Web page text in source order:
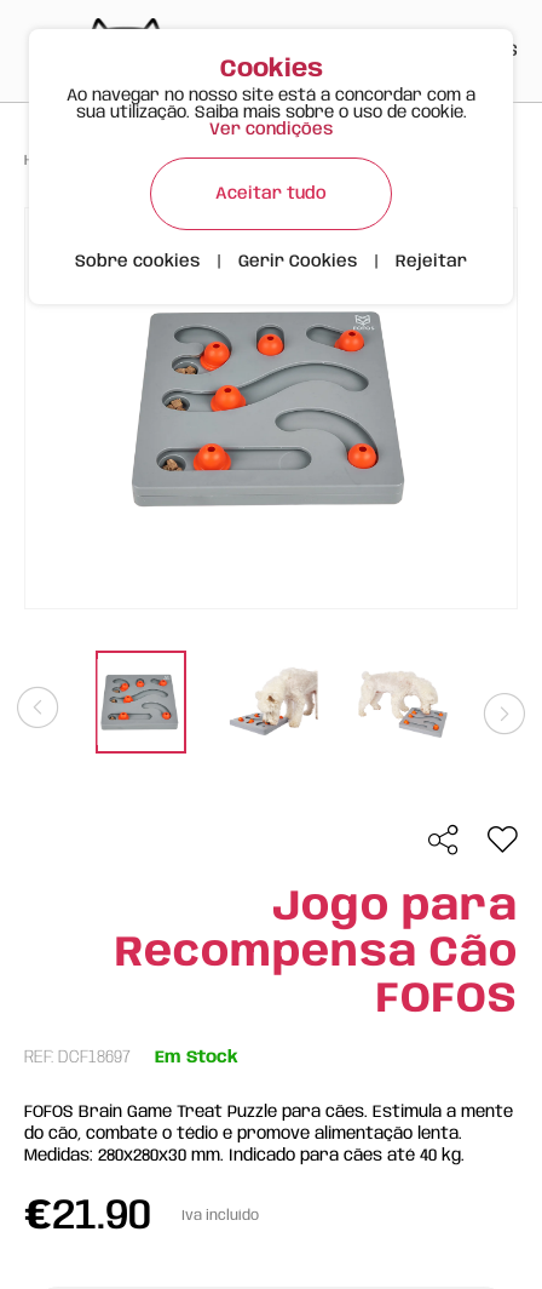
ES
Happy Meow Produtos > > Jogo para Recompensa Cão FOFOS
Jogo para
Recompensa Cão
FOFOS
REF: DCF18697 Em Stock
FOFOS Brain Game Treat Puzzle para cães. Estimula a mente
do cão, combate o tédio e promove alimentação lenta.
Medidas: 280x280x30 mm. Indicado para cães até 40 kg.
€21.90 Iva incluído
Cookies
Ao navegar no nosso site está a concordar com a
sua utilização. Saiba mais sobre o uso de cookie.
Ver condições
Aceitar tudo
Sobre cookies Gerir Cookies Rejeitar